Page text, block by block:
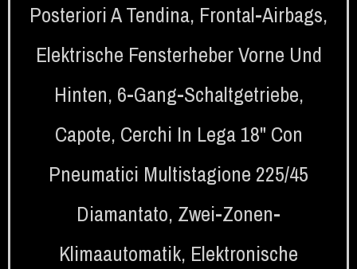
Posteriori A Tendina, Frontal-Airbags,
Elektrische Fensterheber Vorne Und
Hinten, 6-Gang-Schaltgetriebe,
Capote, Cerchi In Lega 18" Con
Pneumatici Multistagione 225/45
Diamantato, Zwei-Zonen-
Klimaautomatik, Elektronische